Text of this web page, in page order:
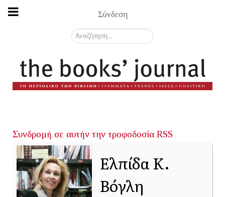
Σύνδεση
Αναζήτηση...
Συνδρομή σε αυτήν την τροφοδοσία RSS
Ελπίδα Κ.
Βόγλη